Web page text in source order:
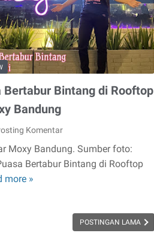
Rondo
Malang
Bertabur Bintang di Rooftop
Bandung
Komentar
Moxy Bandung. Sumber foto:
Bertabur Bintang di Rooftop
more »
POSTINGAN LAMA